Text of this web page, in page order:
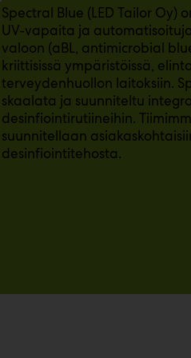
m
ä
:
Spectral Blue (LED Tailor
UV-vapaita ja
valoon (aBL, antimicrobial
kriittisissä ympäristöissä,
terveydenhuollon laitoksiin.
skaalata ja suunniteltu
desinfiointirutiineihin.
suunnitellaan
desinfiointitehosta.